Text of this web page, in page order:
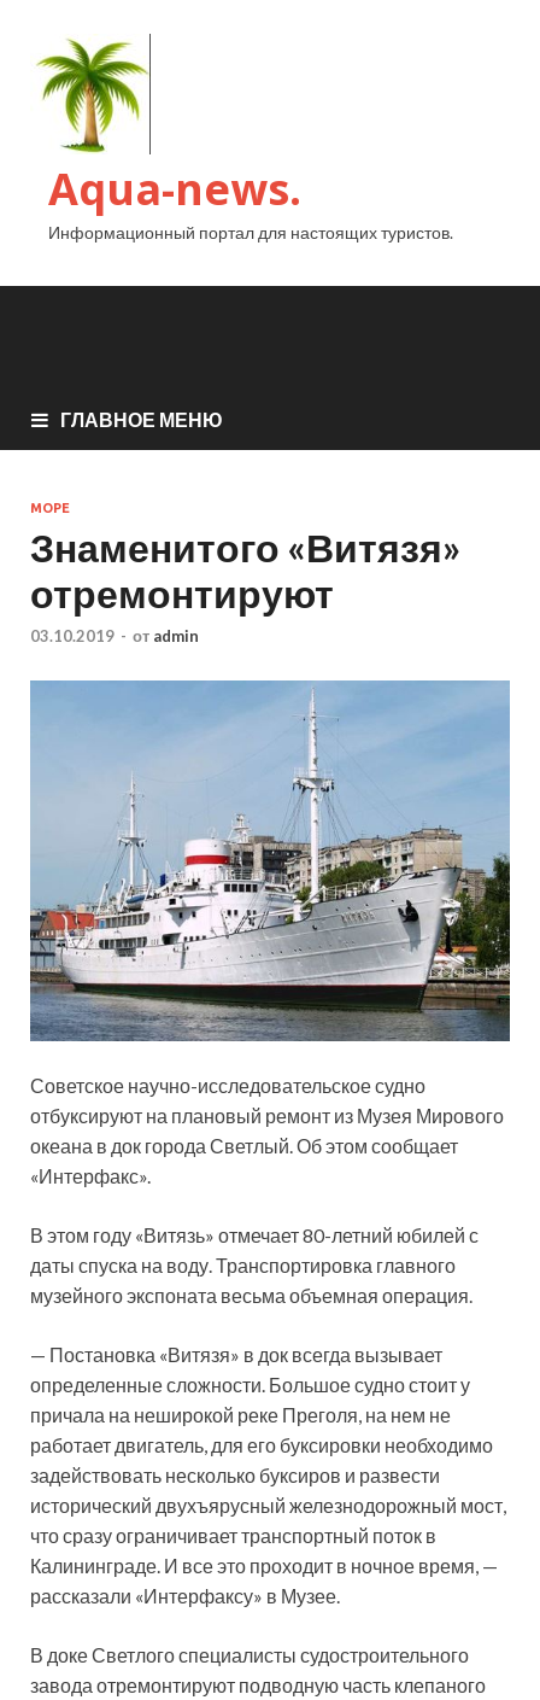
Aqua-news.
Информационный портал для настоящих туристов.
ГЛАВНОЕ МЕНЮ
МОРЕ
Знаменитого «Витязя»
отремонтируют
03.10.2019 - от admin
Советское научно-исследовательское судно
отбуксируют на плановый ремонт из Музея Мирового
океана в док города Светлый. Об этом сообщает
«Интерфакс».
В этом году «Витязь» отмечает 80-летний юбилей с
даты спуска на воду. Транспортировка главного
музейного экспоната весьма объемная операция.
— Постановка «Витязя» в док всегда вызывает
определенные сложности. Большое судно стоит у
причала на неширокой реке Преголя, на нем не
работает двигатель, для его буксировки необходимо
задействовать несколько буксиров и развести
исторический двухъярусный железнодорожный мост,
что сразу ограничивает транспортный поток в
Калининграде. И все это проходит в ночное время, —
рассказали «Интерфаксу» в Музее.
В доке Светлого специалисты судостроительного
завода отремонтируют подводную часть клепаного